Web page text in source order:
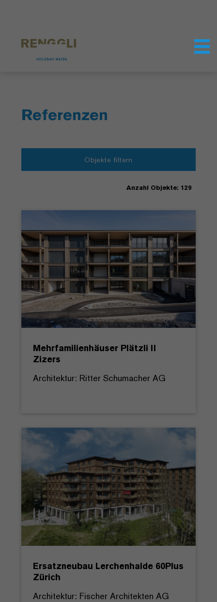
Referenzen
Objekte filtern
Anzahl Objekte: 129
Mehrfamilienhäuser Plätzli II
Zizers
Architektur: Ritter Schumacher AG
Ersatzneubau Lerchenhalde 60Plus
Zürich
Architektur: Fischer Architekten AG